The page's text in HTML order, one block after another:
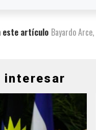
este artículo Bayardo Arce,
interesar